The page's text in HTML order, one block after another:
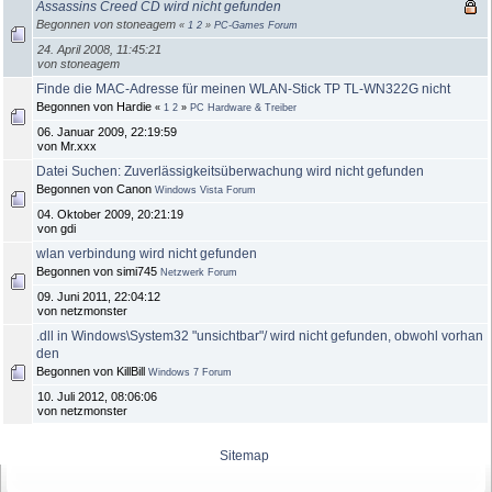
Assassins Creed CD wird nicht gefunden
Begonnen von stoneagem « 1 2 » PC-Games Forum
24. April 2008, 11:45:21
von stoneagem
Finde die MAC-Adresse für meinen WLAN-Stick TP TL-WN322G nicht
Begonnen von Hardie « 1 2 » PC Hardware & Treiber
06. Januar 2009, 22:19:59
von Mr.xxx
Datei Suchen: Zuverlässigkeitsüberwachung wird nicht gefunden
Begonnen von Canon Windows Vista Forum
04. Oktober 2009, 20:21:19
von gdi
wlan verbindung wird nicht gefunden
Begonnen von simi745 Netzwerk Forum
09. Juni 2011, 22:04:12
von netzmonster
.dll in Windows\System32 "unsichtbar"/ wird nicht gefunden, obwohl vorhan
den
Begonnen von KillBill Windows 7 Forum
10. Juli 2012, 08:06:06
von netzmonster
Sitemap